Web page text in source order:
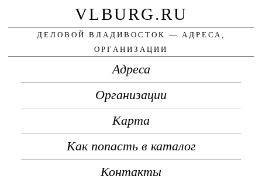
VLBURG.RU
ДЕЛОВОЙ ВЛАДИВОСТОК — АДРЕСА,
ОРГАНИЗАЦИИ
Адреса
Организации
Карта
Как попасть в каталог
Контакты